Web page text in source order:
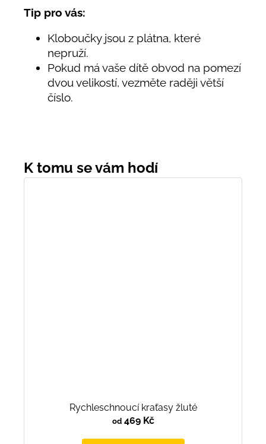
Tip pro vás:
Kloboučky jsou z plátna, které
nepruží.
Pokud má vaše dítě obvod na pomezí
dvou velikostí, vezměte raději větší
číslo.
Rychleschnoucí kraťasy žluté
od469 Kč